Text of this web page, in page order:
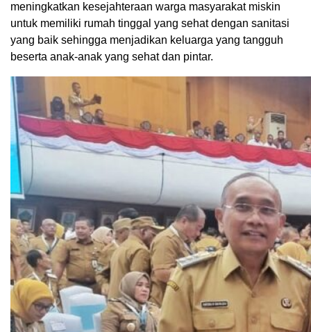
meningkatkan kesejahteraan warga masyarakat miskin
untuk memiliki rumah tinggal yang sehat dengan sanitasi
yang baik sehingga menjadikan keluarga yang tangguh
beserta anak-anak yang sehat dan pintar.